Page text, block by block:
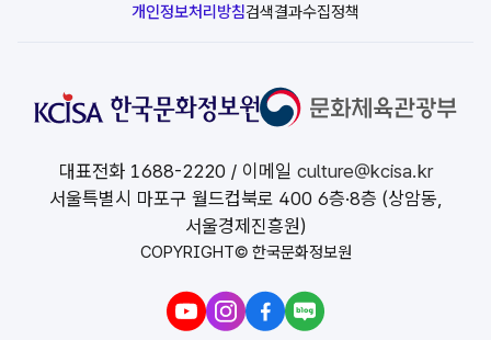
개인정보처리방침검색결과수집정책
대표전화 1688-2220 / 이메일 culture@kcisa.kr
서울특별시 마포구 월드컵북로 400 6층·8층 (상암동,
서울경제진흥원)
COPYRIGHT© 한국문화정보원